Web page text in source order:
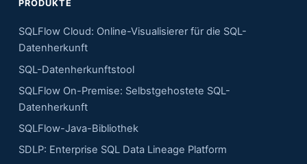
PRODUKTE
SQLFlow Cloud: Online-Visualisierer für die SQL-
Datenherkunft
SQL-Datenherkunftstool
SQLFlow On-Premise: Selbstgehostete SQL-
Datenherkunft
SQLFlow-Java-Bibliothek
SDLP: Enterprise SQL Data Lineage Platform